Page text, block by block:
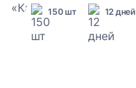
150 шт 12 дней